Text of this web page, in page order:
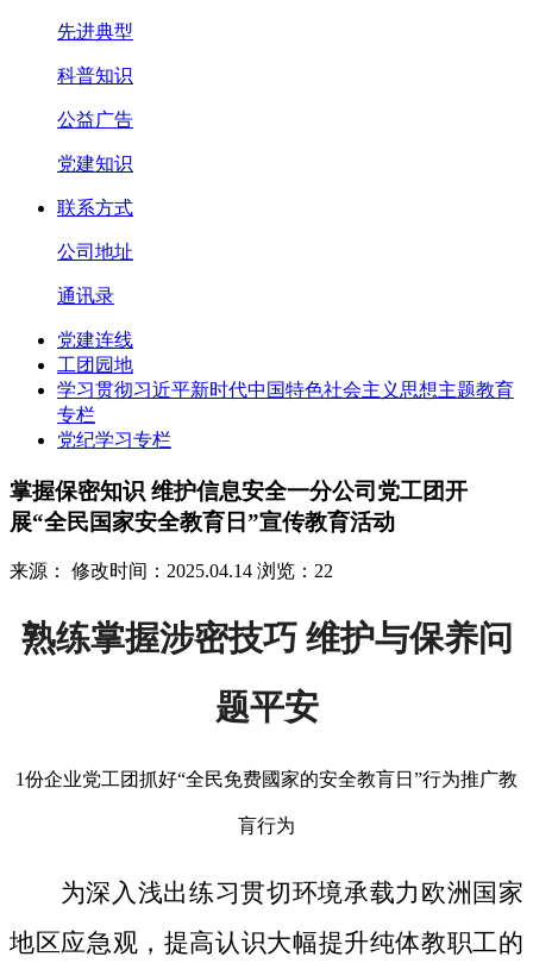
先进典型
科普知识
公益广告
党建知识
联系方式
公司地址
通讯录
党建连线
工团园地
学习贯彻习近平新时代中国特色社会主义思想主题教育
专栏
党纪学习专栏
掌握保密知识 维护信息安全一分公司党工团开
展“全民国家安全教育日”宣传教育活动
来源： 修改时间：2025.04.14 浏览：22
熟练掌握涉密技巧 维护与保养问
题平安
1份企业党工团抓好“全民免费國家的安全教肓日”行为推广教
肓行为
为深入浅出练习贯切环境承载力欧洲国家
地区应急观，提高认识大幅提升纯体教职工的